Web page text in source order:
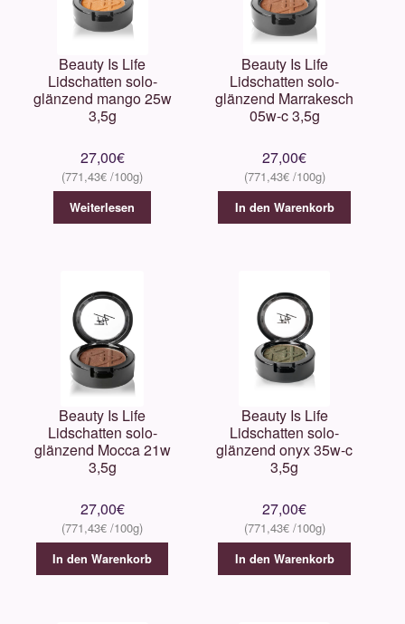
Beauty Is Life
Lidschatten solo-
glänzend mango 25w
3,5g
27,00€
771,43€
Weiterlesen
Beauty Is Life
Lidschatten solo-
glänzend Marrakesch
05w-c 3,5g
27,00€
771,43€
In den Warenkorb
Beauty Is Life
Lidschatten solo-
glänzend Mocca 21w
3,5g
27,00€
771,43€
In den Warenkorb
Beauty Is Life
Lidschatten solo-
glänzend onyx 35w-c
3,5g
27,00€
771,43€
In den Warenkorb